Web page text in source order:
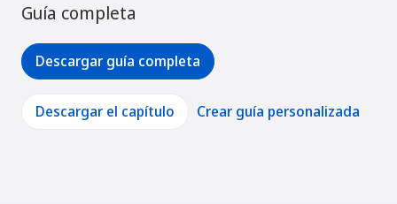
Guía completa
Descargar guía completa
Descargar el capítulo Crear guía personalizada